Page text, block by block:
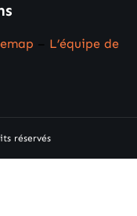
L’équipe de
réservés